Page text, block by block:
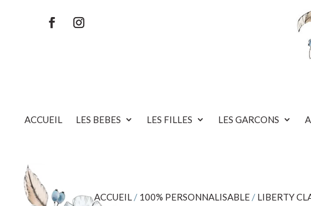
ACCUEIL LES BEBES LES FILLES LES GARCONS
ACCUEIL/ 100% PERSONNALISABLE/ LIBERTY